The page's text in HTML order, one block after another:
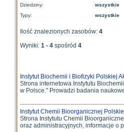
Dziedziny:
wszystkie
Typy:
wszystkie
Ilość znalezionych zasobów: 4
Wyniki: 1 - 4 spośród 4
Instytut Biochemii i Biofizyki Polskiej
Strona internetowa Instytutu
w Polsce." Prowadzi badania
Instytut Chemii Bioorganicznej
Strona Instytutu Chemii
oraz administracyjnych, informacje o